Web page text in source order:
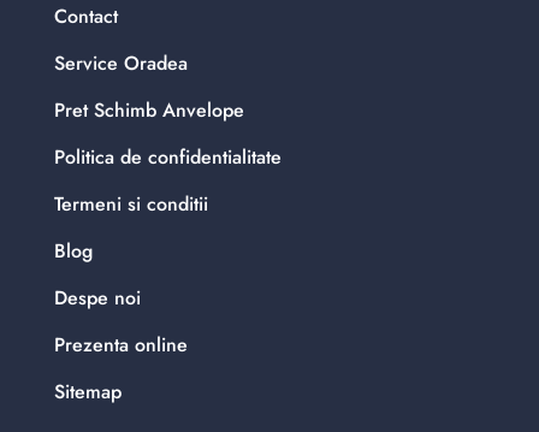
Contact
Service Oradea
Pret Schimb Anvelope
Politica de confidentialitate
Termeni si conditii
Blog
Despe noi
Prezenta online
Sitemap